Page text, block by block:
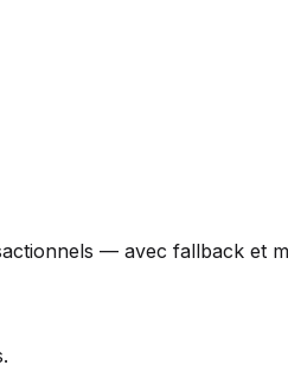
— avec fallback et